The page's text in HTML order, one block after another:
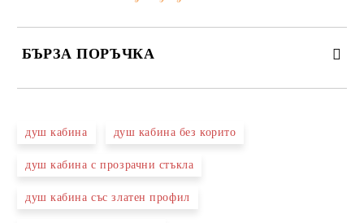
БЪРЗА ПОРЪЧКА
душ кабина душ кабина без корито
душ кабина с прозрачни стъкла
душ кабина със златен профил